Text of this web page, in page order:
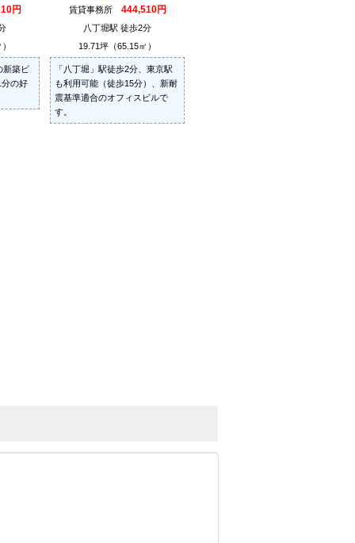
円
新築ビ
の好
賃貸事務所 444,510円
八丁堀駅 徒歩2分
19.71坪（65.15㎡）
「八丁堀」駅徒歩2分、東京駅
も利用可能（徒歩15分）、新耐
震基準適合のオフィスビルで
す。